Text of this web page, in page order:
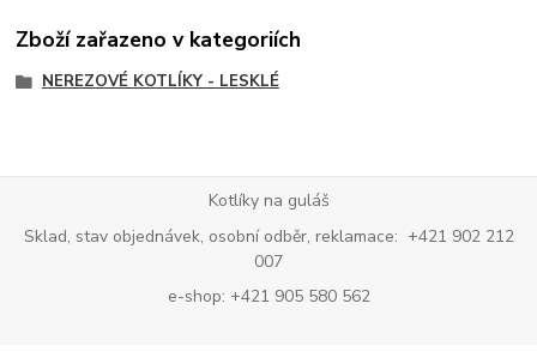
Zboží zařazeno v kategoriích
NEREZOVÉ KOTLÍKY - LESKLÉ
Kotlíky na guláš
Sklad, stav objednávek, osobní odběr, reklamace: +421 902 212
007
e-shop: +421 905 580 562